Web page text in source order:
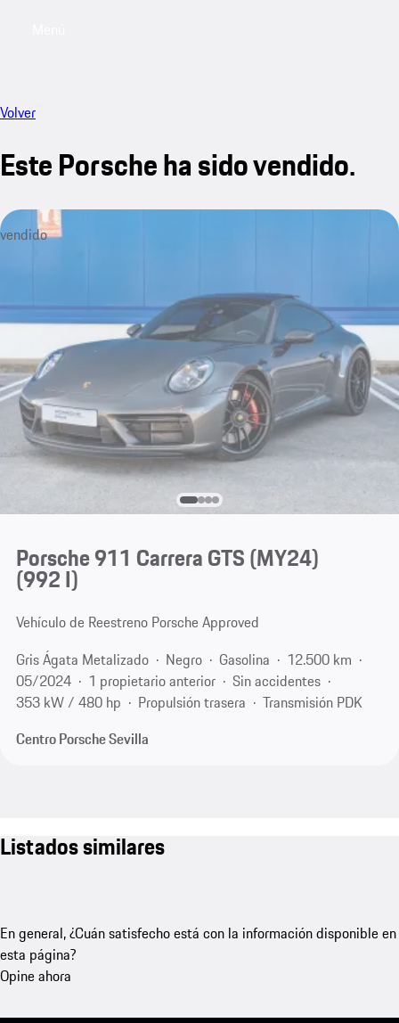
Volver
Este Porsche ha sido vendido.
vendido
Porsche 911 Carrera GTS (MY24)
(992 I)
Vehículo de Reestreno Porsche Approved
Gris Ágata Metalizado
Negro Gasolina
12.500 km
05/2024
1 propietario anterior
Sin accidentes
353 kW / 480 hp
Propulsión trasera
Transmisión PDK
Centro Porsche Sevilla
Listados similares
En general, ¿Cuán satisfecho está con la información disponible en
esta página?
Opine ahora